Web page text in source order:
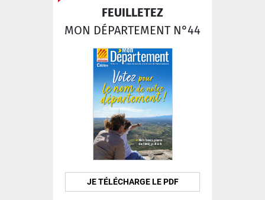
FEUILLETEZ
MON DÉPARTEMENT N°44
JE TÉLÉCHARGE LE PDF